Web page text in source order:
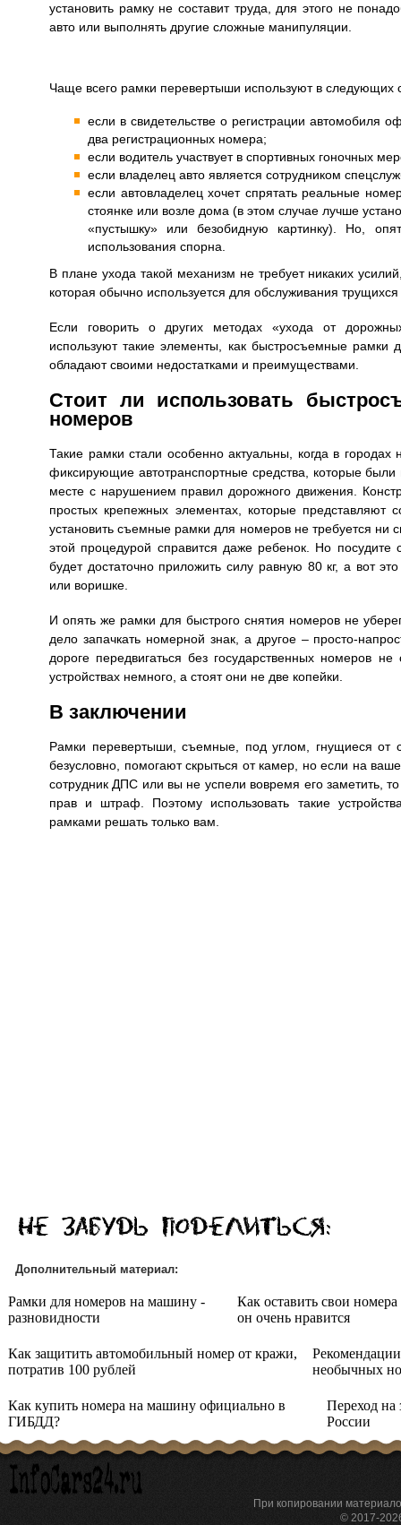
установить рамку не составит труда, для этого не
авто или выполнять другие сложные манипуляции.
Чаще всего рамки перевертыши используют в следующих
если в свидетельстве о регистрации автомобиля
два регистрационных номера;
если водитель участвует в спортивных гоночных
если владелец авто является сотрудником
если автовладелец хочет спрятать реальные
стоянке или возле дома (в этом случае лучше
«пустышку» или безобидную картинку). Но,
использования спорна.
В плане ухода такой механизм не требует никаких
которая обычно используется для обслуживания
Если говорить о других методах «ухода от
используют такие элементы, как быстросъемные рамки
обладают своими недостатками и преимуществами.
Стоит ли использовать
номеров
Такие рамки стали особенно актуальны, когда в городах
фиксирующие автотранспортные средства, которые
месте с нарушением правил дорожного движения.
простых крепежных элементах, которые представляют
установить съемные рамки для номеров не требуется ни
этой процедурой справится даже ребенок. Но посудите
будет достаточно приложить силу равную 80 кг, а вот
или воришке.
И опять же рамки для быстрого снятия номеров не
дело запачкать номерной знак, а другое – просто-
дороге передвигаться без государственных номеров
устройствах немного, а стоят они не две копейки.
В заключении
Рамки перевертыши, съемные, под углом, гнущиеся от
безусловно, помогают скрыться от камер, но если на
сотрудник ДПС или вы не успели вовремя его заметить,
прав и штраф. Поэтому использовать такие
рамками решать только вам.
Дополнительный материал:
Рамки для номеров на машину -
разновидности
Как оставить свои
он очень нравится
Как защитить автомобильный номер от кражи,
потратив 100 рублей
необычных
Как купить номера на машину официально в
ГИБДД?
Переход
России
При копировании
© 2017-